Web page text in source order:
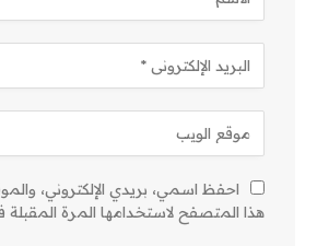
احفظ اسمي، بريدي الإلكتروني،
هذا المتصفح لاستخدامها المرة المقبلة